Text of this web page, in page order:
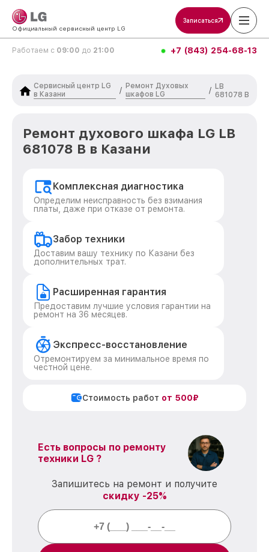
Официальный сервисный центр LG
Записаться
Работаем с 09:00 до 21:00 +7 (843) 254-68-13
Сервисный центр LG
в Казани
/
Ремонт Духовых
шкафов LG
/ LB
681078 B
Ремонт духового шкафа LG LB
681078 B в Казани
Комплексная диагностика
Определим неисправность без взимания
платы, даже при отказе от ремонта.
Забор техники
Доставим вашу технику по Казани без
дополнительных трат.
Расширенная гарантия
Предоставим лучшие условия гарантии на
ремонт на 36 месяцев.
Экспресс-восстановление
Отремонтируем за минимальное время по
честной цене.
Стоимость работ от 500₽
Есть вопросы по ремонту
техники LG ?
Запишитесь на ремонт и получите
скидку -25%